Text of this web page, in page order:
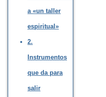
a «un taller
espiritual»
2.
Instrumentos
que da para
salir